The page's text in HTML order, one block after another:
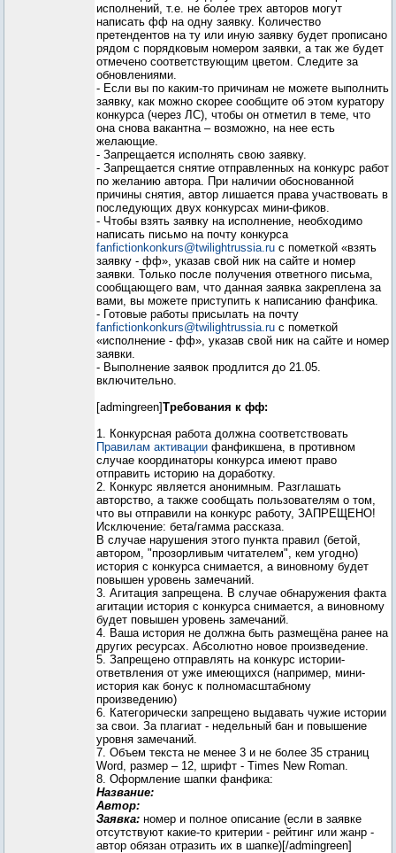
исполнений, т.е. не более трех авторов могут
написать фф на одну заявку. Количество
претендентов на ту или иную заявку будет прописано
рядом с порядковым номером заявки, а так же будет
отмечено соответствующим цветом. Следите за
обновлениями.
- Если вы по каким-то причинам не можете выполнить
заявку, как можно скорее сообщите об этом куратору
конкурса (через ЛС), чтобы он отметил в теме, что
она снова вакантна – возможно, на нее есть
желающие.
- Запрещается исполнять свою заявку.
- Запрещается снятие отправленных на конкурс работ
по желанию автора. При наличии обоснованной
причины снятия, автор лишается права участвовать в
последующих двух конкурсах мини-фиков.
- Чтобы взять заявку на исполнение, необходимо
написать письмо на почту конкурса
fanfictionkonkurs@twilightrussia.ru с пометкой «взять
заявку - фф», указав свой ник на сайте и номер
заявки. Только после получения ответного письма,
сообщающего вам, что данная заявка закреплена за
вами, вы можете приступить к написанию фанфика.
- Готовые работы присылать на почту
fanfictionkonkurs@twilightrussia.ru с пометкой
«исполнение - фф», указав свой ник на сайте и номер
заявки.
- Выполнение заявок продлится до 21.05.
включительно.
[admingreen]Требования к фф:
1. Конкурсная работа должна соответствовать
Правилам активации фанфикшена, в противном
случае координаторы конкурса имеют право
отправить историю на доработку.
2. Конкурс является анонимным. Разглашать
авторство, а также сообщать пользователям о том,
что вы отправили на конкурс работу, ЗАПРЕЩЕНО!
Исключение: бета/гамма рассказа.
В случае нарушения этого пункта правил (бетой,
автором, "прозорливым читателем", кем угодно)
история с конкурса снимается, а виновному будет
повышен уровень замечаний.
3. Агитация запрещена. В случае обнаружения факта
агитации история с конкурса снимается, а виновному
будет повышен уровень замечаний.
4. Ваша история не должна быть размещёна ранее на
других ресурсах. Абсолютно новое произведение.
5. Запрещено отправлять на конкурс истории-
ответвления от уже имеющихся (например, мини-
история как бонус к полномасштабному
произведению)
6. Категорически запрещено выдавать чужие истории
за свои. За плагиат - недельный бан и повышение
уровня замечаний.
7. Объем текста не менее 3 и не более 35 страниц
Word, размер – 12, шрифт - Times New Roman.
8. Оформление шапки фанфика:
Название:
Автор:
Заявка: номер и полное описание (если в заявке
отсутствуют какие-то критерии - рейтинг или жанр -
автор обязан отразить их в шапке)[/admingreen]